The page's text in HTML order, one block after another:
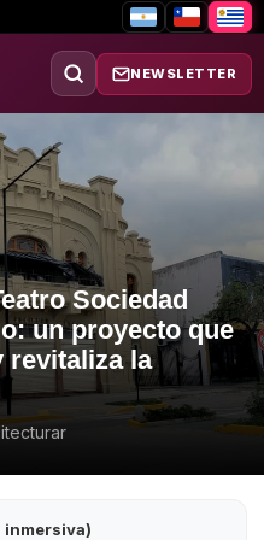
NEWSLETTER
Sociedad
un proyecto que
revitaliza la
inmersiva)